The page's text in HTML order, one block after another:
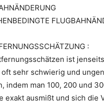
:
ist
sehr schwierig und
indem man 100, 200 und
exakt ausmißt und sich die